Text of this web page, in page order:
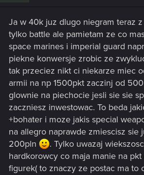
Ja w 40k juz dlugo niegram teraz
tylko battle ale pamietam ze co
space marines i imperial guard
piekne konwersje zrobic ze
tak przeciez nikt ci niekarze miec
armii na np 1500pkt zaczinj od
glownie na piechocie jesli sie sie
zaczniesz inwestowac. To beda
+bohater i moze jakis special
na allegro naprawde zmiescisz sie
200pln
. Tylko uwazaj
hardkorowcy co maja manie na
figurek( to znaczy ze postac ma to